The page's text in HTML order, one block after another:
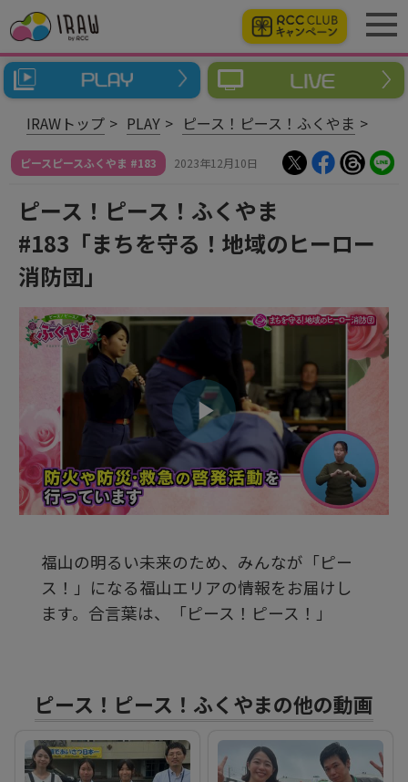
IRAWトップ PLAY ピース！ピース！ふくやま
ピースピースふくやま #183 2023年12月10日
ピース！ピース！ふくやま
#183「まちを守る！地域のヒーロー
消防団」
ビ
オ
再
生
福山の明るい未来のため、みんなが「ピー
ス！」になる福山エリアの情報をお届けし
ます。合言葉は、「ピース！ピース！」
ピース！ピース！ふくやまの他の動画